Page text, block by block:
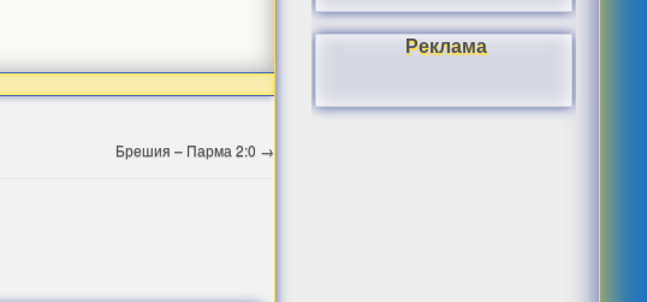
Брешия – Парма 2:0 →
Реклама